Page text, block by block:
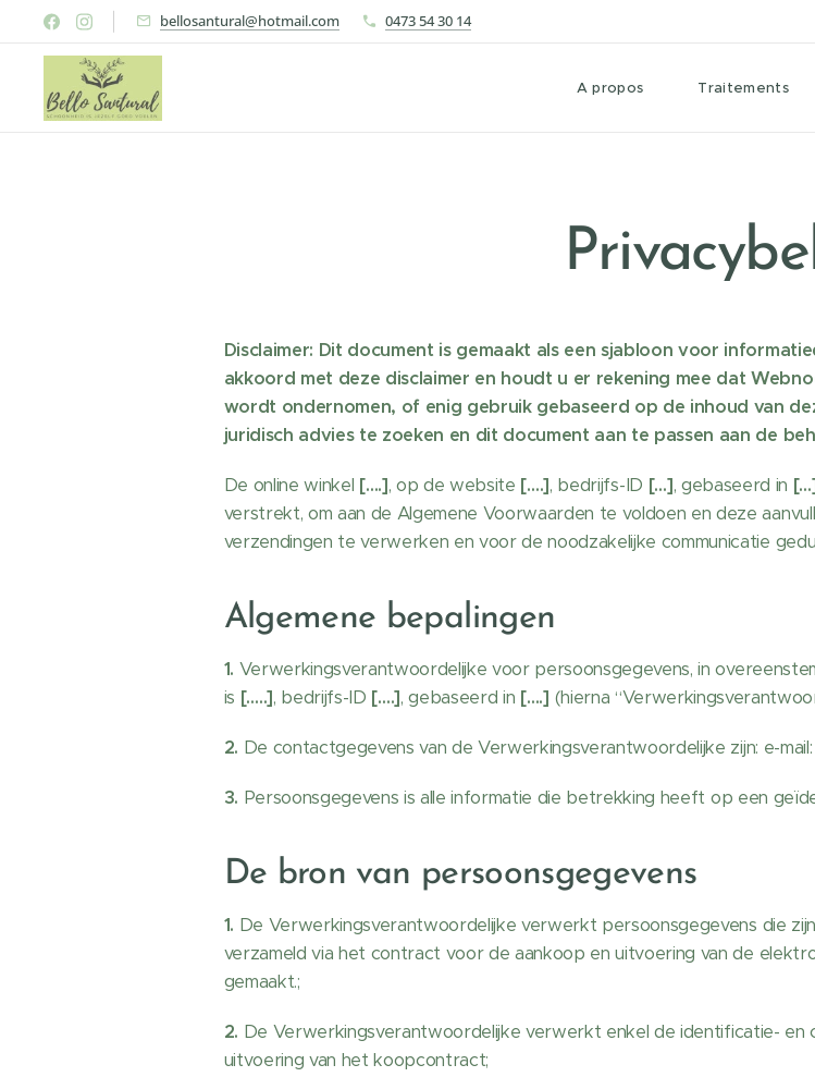
bellosantural@hotmail.com 0473 54 30 14
A propos Traitements
Disclaimer: Dit document is gemaakt als een sjabloon voor
akkoord met deze disclaimer en houdt u er rekening mee dat
wordt ondernomen, of enig gebruik gebaseerd op de inhoud van
juridisch advies te zoeken en dit document aan te passen aan de
De online winkel [….], op de website [….], bedrijfs-ID […], gebaseerd in
verstrekt, om aan de Algemene Voorwaarden te voldoen en deze
verzendingen te verwerken en voor de noodzakelijke communicatie
Algemene bepalingen
1. Verwerkingsverantwoordelijke voor persoonsgegevens, in
is […..], bedrijfs-ID [….], gebaseerd in [….] (hierna
2. De contactgegevens van de Verwerkingsverantwoordelijke zijn: e-mail:
3. Persoonsgegevens is alle informatie die betrekking heeft op een
De bron van persoonsgegevens
1. De Verwerkingsverantwoordelijke verwerkt persoonsgegevens die
verzameld via het contract voor de aankoop en uitvoering van de
gemaakt.;
2. De Verwerkingsverantwoordelijke verwerkt enkel de identificatie- en
uitvoering van het koopcontract;